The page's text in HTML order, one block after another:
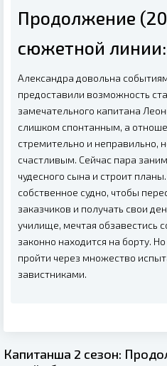
Продолжение
сюжетной линии:
Александра довольна
предоставили возможность
замечательного капитана
слишком спонтанным, а
стремительно и неправильно,
счастливым. Сейчас пара
чудесного сына и строит
собственное судно, чтобы
заказчиков и получать свои
училище, мечтая обзавестись
законно находится на борту.
пройти через множество
завистниками.
Капитанша 2 сезон: